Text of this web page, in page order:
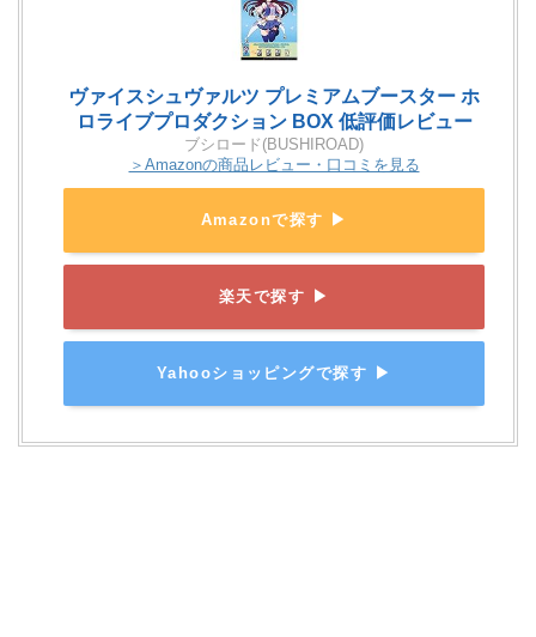
ヴァイスシュヴァルツ プレミアムブースター ホ
ロライブプロダクション BOX 低評価レビュー
ブシロード(BUSHIROAD)
＞Amazonの商品レビュー・口コミを見る
Amazonで探す ▶
楽天で探す ▶
Yahooショッピングで探す ▶